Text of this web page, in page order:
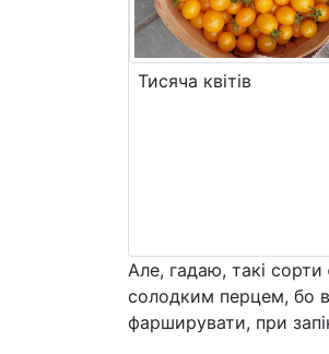
Тисяча квітів
Але, гадаю, такі сорти
солодким перцем, бо
фарширувати, при